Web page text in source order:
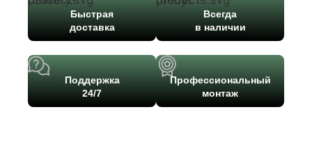
Быстрая
доставка
Всегда
в наличии
Поддержка
24/7
Профессиональный
монтаж